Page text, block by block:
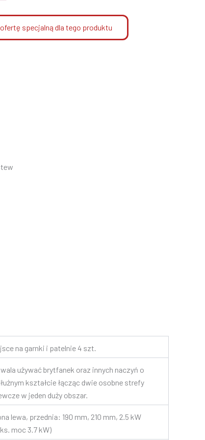
specjalną dla tego produktu
na garnki i patelnie 4 szt.
używać brytfanek oraz innych naczyń o
kształcie łącząc dwie osobne strefy
w jeden duży obszar.
lewa, przednia: 190 mm, 210 mm, 2.5 kW
moc 3.7 kW)